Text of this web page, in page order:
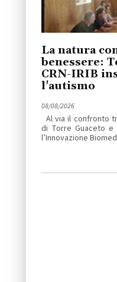
La natura
benessere:
CRN-IRIB
l'autismo
08/08/2026
Al via il confronto
di Torre Guaceto e
l’Innovazione